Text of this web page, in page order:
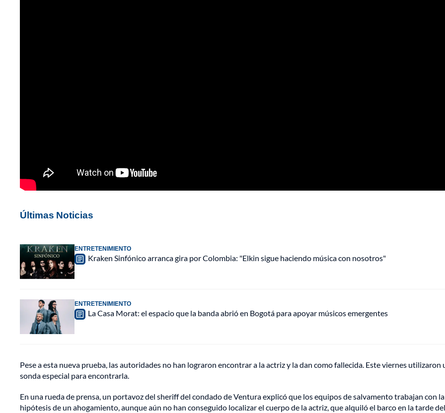
Últimas Noticias
ENTRETENIMIENTO
Kraken Sinfónico arranca gira por Colombia: "Elkin sigue haciendo música con nosotros"
ENTRETENIMIENTO
La Casa Morat: el espacio que la banda abrió en Bogotá para apoyar músicos emergentes
Pese a esta nueva prueba, las autoridades no han lograron encontrar a la actriz y la dan como fallecida. Este viernes utilizaron
sonda especial para encontrarla.
En una rueda de prensa, un portavoz del sheriff del condado de Ventura explicó que los equipos de salvamento trabajan con la
hipótesis de un ahogamiento, aunque aún no han conseguido localizar el cuerpo de la actriz, que alquiló el barco en la tarde del